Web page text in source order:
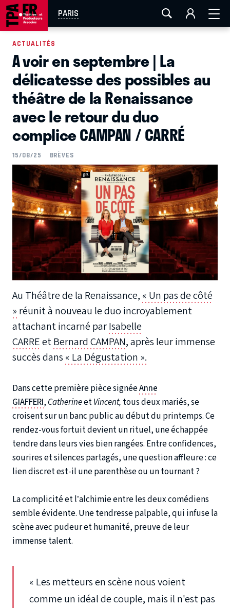
PARIS
AIX-MARSEILLE LA ROCHELLE
EN TOURNÉE
ACTUALITÉS
A voir en septembre | La
délicatesse des possibles au
théâtre de la Renaissance
avec le retour du duo
complice CAMPAN / CARRÉ
15/08/25 BRÈVES
Au Théâtre de la Renaissance, « Un pas de côté
» réunit à nouveau le duo incroyablement
attachant incarné parIsabelle
CARREetBernard CAMPAN, après leur immense
succès dans « La Dégustation ».
Dans cette première pièce signéeAnne
GIAFFERI, CatherineetVincent, tous deux mariés, se
croisent sur un banc public au début du printemps. Ce
rendez-vous fortuit devient un rituel, une échappée
tendre dans leurs vies bien rangées. Entre confidences,
sourires et silences partagés, une question affleure : ce
lien discret est-il une parenthèse ou un tournant ?
La complicité et l’alchimie entre les deux comédiens
semble évidente. Une tendresse palpable, qui infuse la
scène avec pudeur et humanité, preuve de leur
immense talent.
« Les metteurs en scène nous voient
comme un idéal de couple, mais il n'est pas